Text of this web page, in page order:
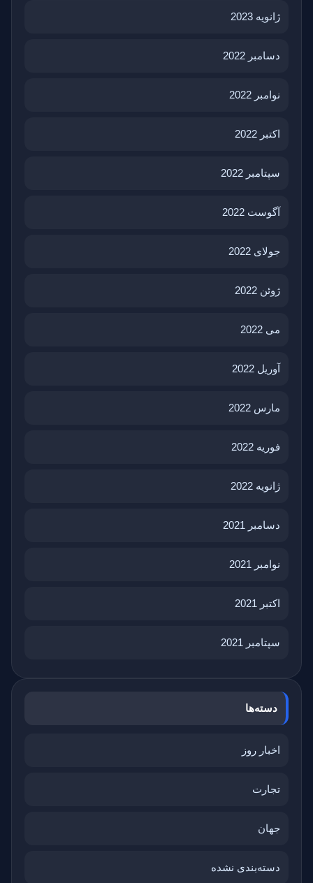
ژانویه 2023
دسامبر 2022
نوامبر 2022
اکتبر 2022
سپتامبر 2022
آگوست 2022
جولای 2022
ژوئن 2022
می 2022
آوریل 2022
مارس 2022
فوریه 2022
ژانویه 2022
دسامبر 2021
نوامبر 2021
اکتبر 2021
سپتامبر 2021
دسته‌ها
اخبار روز
تجارت
جهان
دسته‌بندی نشده